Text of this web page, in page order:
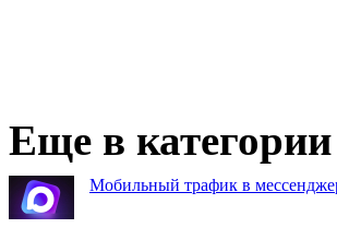
Еще в
Мобильный трафик в